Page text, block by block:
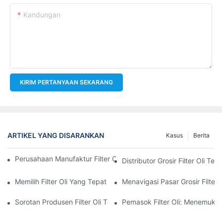
Kandungan
KIRIM PERTANYAAN SEKARANG
ARTIKEL YANG DISARANKAN Berita
Kasus
Perusahaan Manufaktur Filter Oli Teratas: Tinjauan
Distributor Grosir Filter Oli
Memilih Filter Oli Yang Tepat Untuk Model Kendaraan Anda:
Menavigasi Pasar Grosir Filter
Sorotan Produsen Filter Oli Terkemuka Dan Inovasi Mereka
Pemasok Filter Oli: